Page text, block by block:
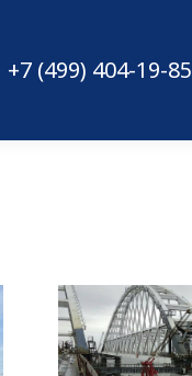
+7 (499) 404-19-85